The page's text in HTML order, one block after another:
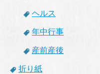
ヘルス
年中行事
産前産後
折り紙